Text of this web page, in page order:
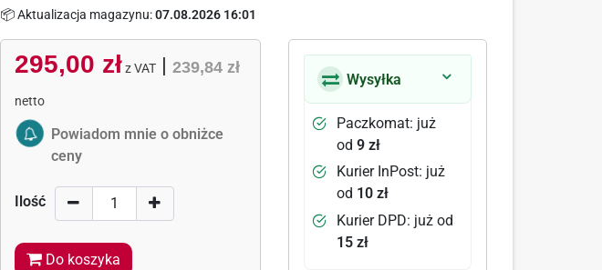
📦 Aktualizacja magazynu:07.08.2026 16:01
295,00 zł z VAT| 239,84 zł
netto
Activate Price Alert
Powiadom mnie o obniżce
ceny
Ilość
Do koszyka
Wysyłka
Paczkomat: już
od9 zł
Kurier InPost: już
od 10 zł
Kurier DPD: już od
15 zł